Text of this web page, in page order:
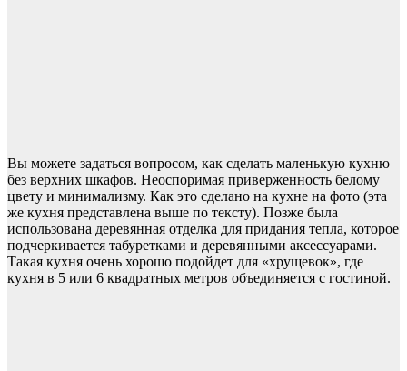
Вы можете задаться вопросом, как сделать маленькую кухню
без верхних шкафов. Неоспоримая приверженность белому
цвету и минимализму. Как это сделано на кухне на фото (эта
же кухня представлена выше по тексту). Позже была
использована деревянная отделка для придания тепла, которое
подчеркивается табуретками и деревянными аксессуарами.
Такая кухня очень хорошо подойдет для «хрущевок», где
кухня в 5 или 6 квадратных метров объединяется с гостиной.